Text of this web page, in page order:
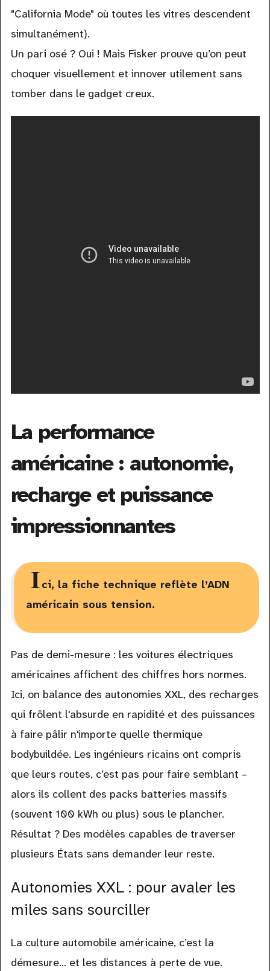
"California Mode" où toutes les vitres descendent
simultanément).
Un pari osé ? Oui ! Mais Fisker prouve qu’on peut
choquer visuellement et innover utilement sans
tomber dans le gadget creux.
La performance
américaine : autonomie,
recharge et puissance
impressionnantes
Ici, la fiche technique reflète l’ADN
américain sous tension.
Pas de demi-mesure : les voitures électriques
américaines affichent des chiffres hors normes.
Ici, on balance des autonomies XXL, des recharges
qui frôlent l'absurde en rapidité et des puissances
à faire pâlir n'importe quelle thermique
bodybuildée. Les ingénieurs ricains ont compris
que leurs routes, c’est pas pour faire semblant –
alors ils collent des packs batteries massifs
(souvent 100 kWh ou plus) sous le plancher.
Résultat ? Des modèles capables de traverser
plusieurs États sans demander leur reste.
Autonomies XXL : pour avaler les
miles sans sourciller
La culture automobile américaine, c’est la
démesure… et les distances à perte de vue.